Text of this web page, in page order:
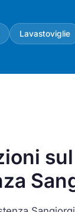
Lavastoviglie